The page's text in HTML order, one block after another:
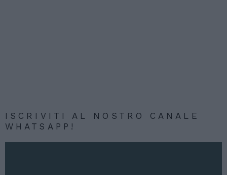
ISCRIVITI AL NOSTRO CANALE
WHATSAPP!